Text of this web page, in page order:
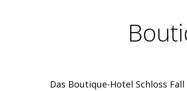
Das Boutique-Hotel Schloss